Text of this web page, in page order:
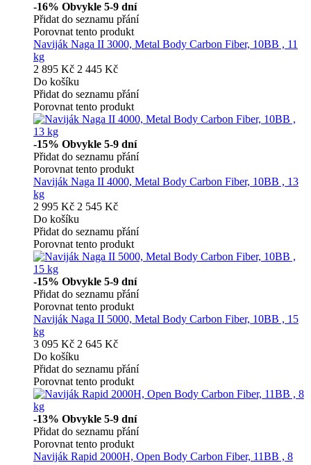
-16% Obvykle 5-9 dní
Přidat do seznamu přání
Porovnat tento produkt
Naviják Naga II 3000, Metal Body Carbon Fiber, 10BB , 11
kg
2 895 Kč 2 445 Kč
Do košíku
Přidat do seznamu přání
Porovnat tento produkt
-15% Obvykle 5-9 dní
Přidat do seznamu přání
Porovnat tento produkt
Naviják Naga II 4000, Metal Body Carbon Fiber, 10BB , 13
kg
2 995 Kč 2 545 Kč
Do košíku
Přidat do seznamu přání
Porovnat tento produkt
-15% Obvykle 5-9 dní
Přidat do seznamu přání
Porovnat tento produkt
Naviják Naga II 5000, Metal Body Carbon Fiber, 10BB , 15
kg
3 095 Kč 2 645 Kč
Do košíku
Přidat do seznamu přání
Porovnat tento produkt
-13% Obvykle 5-9 dní
Přidat do seznamu přání
Porovnat tento produkt
Naviják Rapid 2000H, Open Body Carbon Fiber, 11BB , 8